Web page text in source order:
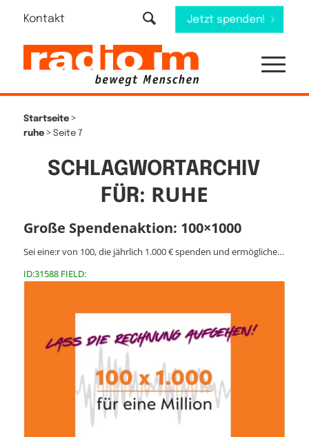
Kontakt Jetzt spenden!
Startseite>
ruhe> Seite 7
SCHLAGWORTARCHIV
FÜR: RUHE
Große Spendenaktion: 100×1000
Sei eine:r von 100, die jährlich 1.000 € spenden und ermögliche…
ID:31588 FIELD: